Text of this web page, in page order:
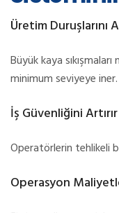
Üretim Duruşlarını
Büyük kaya
minimum seviyeye iner.
İş Güvenliğini Artırır
Operatörlerin tehlikeli
Operasyon